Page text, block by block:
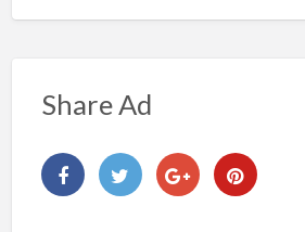
Share Ad